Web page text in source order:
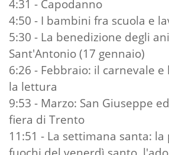
4:31 - Capodanno
4:50 - I bambini fra scuola e
5:30 - La benedizione degli
Sant'Antonio (17 gennaio)
6:26 - Febbraio: il carnevale
la lettura
9:53 - Marzo: San Giuseppe
fiera di Trento
11:51 - La settimana santa: la